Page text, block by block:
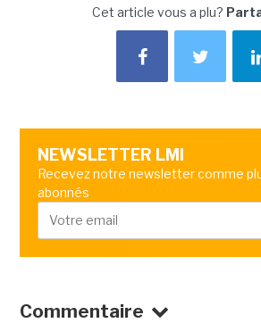
Cet article vous a plu?
NEWSLETTER LMI
Recevez notre newsletter comme
abonnés
Commentaire